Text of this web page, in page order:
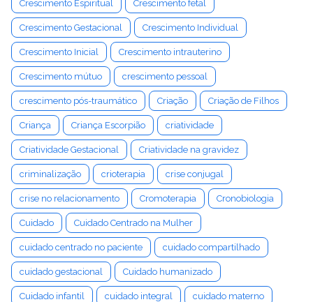
Crescimento Espiritual Crescimento fetal
Crescimento Gestacional Crescimento Individual
Crescimento Inicial Crescimento intrauterino
Crescimento mútuo crescimento pessoal
crescimento pós-traumático Criação Criação de Filhos
Criança Criança Escorpião criatividade
Criatividade Gestacional Criatividade na gravidez
criminalização crioterapia crise conjugal
crise no relacionamento Cromoterapia Cronobiologia
Cuidado Cuidado Centrado na Mulher
cuidado centrado no paciente cuidado compartilhado
cuidado gestacional Cuidado humanizado
Cuidado infantil cuidado integral cuidado materno